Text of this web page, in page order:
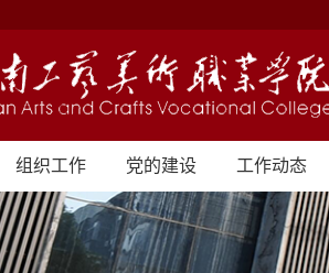
组织工作 党的建设 工作动态